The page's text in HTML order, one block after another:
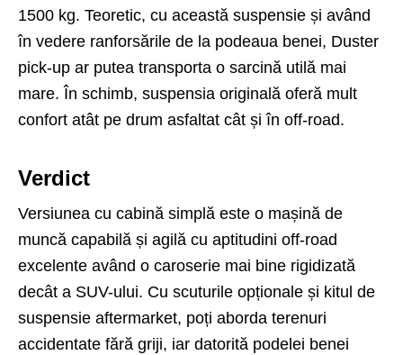
1500 kg. Teoretic, cu această suspensie și având
în vedere ranforsările de la podeaua benei, Duster
pick-up ar putea transporta o sarcină utilă mai
mare. În schimb, suspensia originală oferă mult
confort atât pe drum asfaltat cât și în off-road.
Verdict
Versiunea cu cabină simplă este o mașină de
muncă capabilă și agilă cu aptitudini off-road
excelente având o caroserie mai bine rigidizată
decât a SUV-ului. Cu scuturile opționale și kitul de
suspensie aftermarket, poți aborda terenuri
accidentate fără griji, iar datorită podelei benei